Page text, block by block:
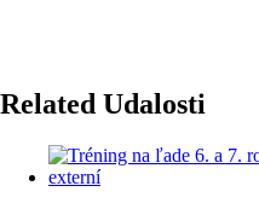
Related Udalosti